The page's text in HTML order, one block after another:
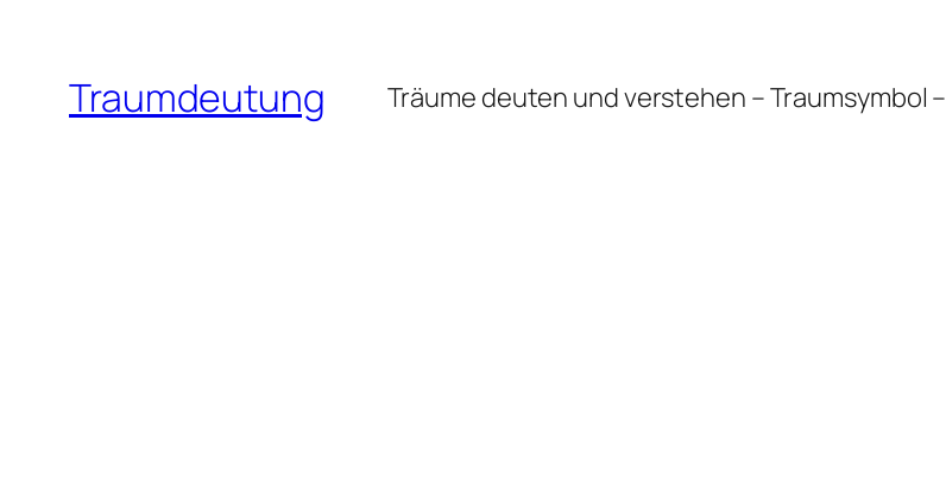
springenTraumdeutung Träume deuten und verstehen – Traumsymbol –